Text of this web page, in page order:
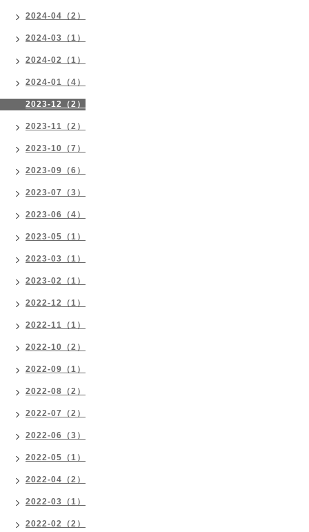
2024-04（2）
2024-03（1）
2024-02（1）
2024-01（4）
2023-12（2）
2023-11（2）
2023-10（7）
2023-09（6）
2023-07（3）
2023-06（4）
2023-05（1）
2023-03（1）
2023-02（1）
2022-12（1）
2022-11（1）
2022-10（2）
2022-09（1）
2022-08（2）
2022-07（2）
2022-06（3）
2022-05（1）
2022-04（2）
2022-03（1）
2022-02（2）